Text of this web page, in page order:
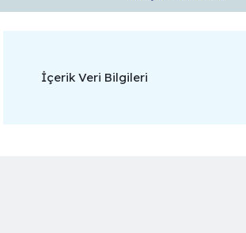
İçerik Veri Bilgileri